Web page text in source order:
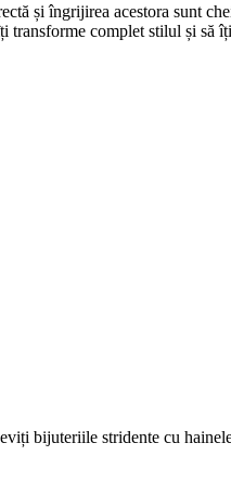
și îngrijirea acestora sunt
complet stilul și să
bijuteriile stridente cu